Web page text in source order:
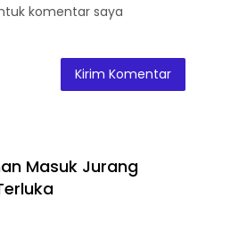
komentar saya
Masuk Jurang